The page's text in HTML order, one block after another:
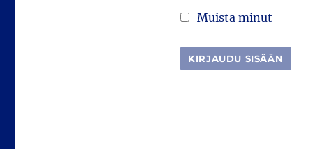
Muista minut